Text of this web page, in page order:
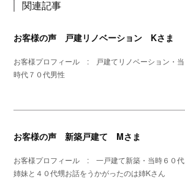
関連記事
お客様の声 戸建リノベーション Kさま
お客様プロフィール : 戸建てリノベーション・当
時代７０代男性
お客様の声 新築戸建て Mさま
お客様プロフィール : 一戸建て新築・当時６０代
姉妹と４０代甥お話をうかがったのは姉Kさん